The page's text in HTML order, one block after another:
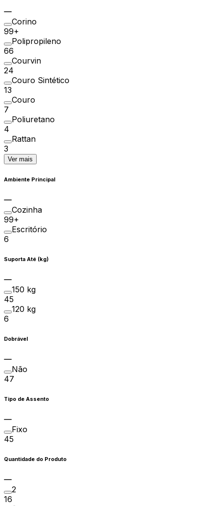
Corino
99+
Polipropileno
66
Courvin
24
Couro Sintético
13
Couro
7
Poliuretano
4
Rattan
3
Ver mais
Ambiente Principal
Cozinha
99+
Escritório
6
Suporta Até (kg)
150 kg
45
120 kg
6
Dobrável
Não
47
Tipo de Assento
Fixo
45
Quantidade do Produto
2
16